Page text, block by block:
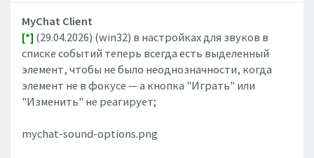
MyChat Client
[*] (29.04.2026) (win32) в настройках для звуков в
списке событий теперь всегда есть выделенный
элемент, чтобы не было неоднозначности, когда
элемент не в фокусе — а кнопка "Играть" или
"Изменить" не реагирует;
mychat-sound-options.png